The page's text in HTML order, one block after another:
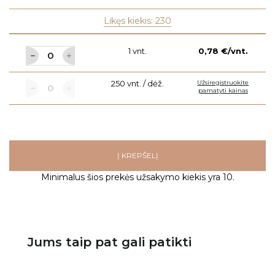
Likęs kiekis: 230
1 vnt. 0,78 €/vnt.
250 vnt. / dėž.
Užsiregistruokite
pamatyti kainas
Į KREPŠELĮ
Minimalus šios prekės užsakymo kiekis yra 10.
Jums taip pat gali patikti